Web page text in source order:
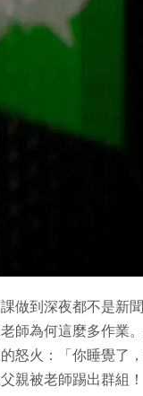
做到深夜都不是新
師為何這麼多作業
怒火：「你睡覺
親被老師踢出群組！